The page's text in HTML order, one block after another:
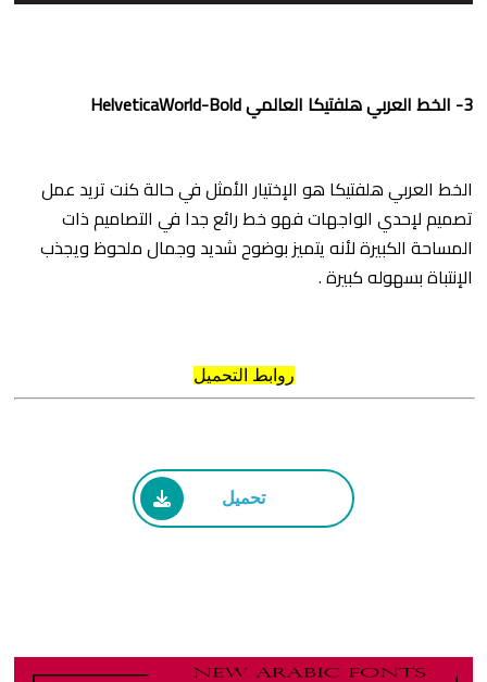
3- الخط العربي هلفتيكا العالمي HelveticaWorld-Bold
الخط العربي هلفتيكا هو الإختيار الأمثل في حالة كنت تريد عمل
تصميم لإحدي الواجهات فهو خط رائع جدا في التصاميم ذات
المساحة الكبيرة لأنه يتميز بوضوح شديد وجمال ملحوظ ويجذب
الإنتباة بسهوله كبيرة .
روابط التحميل
تحميل